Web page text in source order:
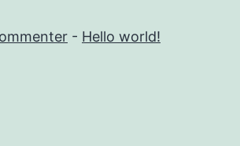
- Hello world!